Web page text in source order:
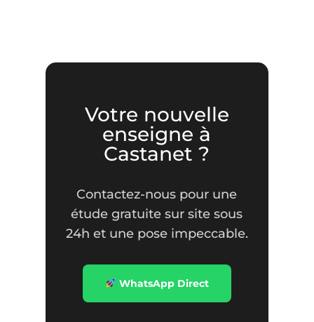
Votre nouvelle
enseigne à
Castanet ?
Contactez-nous pour une
étude gratuite sur site sous
24h et une pose impeccable.
WhatsApp Direct